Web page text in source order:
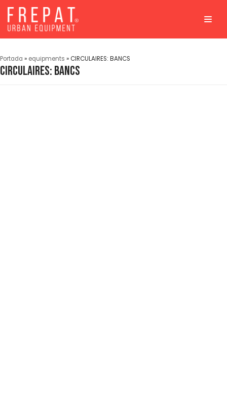
Aller
au
contenu
Portada » equipments » CIRCULAIRES: BANCS
CIRCULAIRES: BANCS